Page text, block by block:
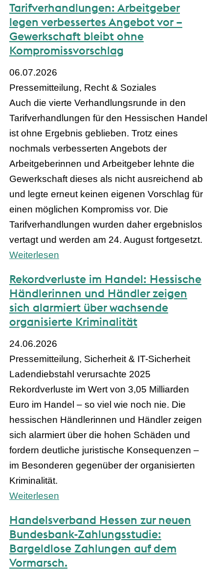
Tarifverhandlungen: Arbeitgeber
legen verbessertes Angebot vor –
Gewerkschaft bleibt ohne
Kompromissvorschlag
06.07.2026
Pressemitteilung, Recht & Soziales
Auch die vierte Verhandlungsrunde in den
Tarifverhandlungen für den Hessischen Handel
ist ohne Ergebnis geblieben. Trotz eines
nochmals verbesserten Angebots der
Arbeitgeberinnen und Arbeitgeber lehnte die
Gewerkschaft dieses als nicht ausreichend ab
und legte erneut keinen eigenen Vorschlag für
einen möglichen Kompromiss vor. Die
Tarifverhandlungen wurden daher ergebnislos
vertagt und werden am 24. August fortgesetzt.
Weiterlesen
Rekordverluste im Handel: Hessische
Händlerinnen und Händler zeigen
sich alarmiert über wachsende
organisierte Kriminalität
24.06.2026
Pressemitteilung, Sicherheit & IT-Sicherheit
Ladendiebstahl verursachte 2025
Rekordverluste im Wert von 3,05 Milliarden
Euro im Handel – so viel wie noch nie. Die
hessischen Händlerinnen und Händler zeigen
sich alarmiert über die hohen Schäden und
fordern deutliche juristische Konsequenzen –
im Besonderen gegenüber der organisierten
Kriminalität.
Weiterlesen
Handelsverband Hessen zur neuen
Bundesbank-Zahlungsstudie:
Bargeldlose Zahlungen auf dem
Vormarsch.